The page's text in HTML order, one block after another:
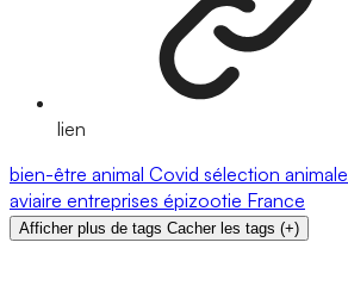
lien
bien-être animal Covid sélection animale
aviaire entreprises épizootie France
Afficher plus de tags Cacher les tags (+)